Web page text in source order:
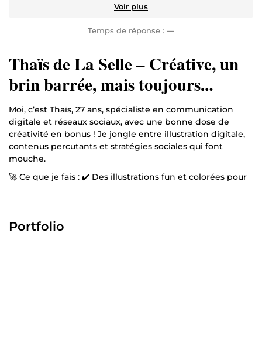
Voir plus
Temps de réponse : —
Thaïs de La Selle – Créative, un
brin barrée, mais toujours
inspirée ! 🎨
Moi, c’est Thaïs, 27 ans, spécialiste en communication
digitale et réseaux sociaux, avec une bonne dose de
créativité en bonus ! Je jongle entre illustration digitale,
contenus percutants et stratégies sociales qui font
mouche.
🚀 Ce que je fais : ✔️ Des illustrations fun et colorées pour
audience ✔️ Des designs qui racontent une histoire, avec
Portfolio